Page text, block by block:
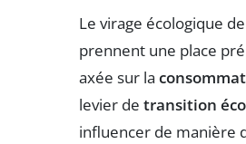
Le virage écologique
prennent une place
axée sur la
levier de transition
influencer de manière